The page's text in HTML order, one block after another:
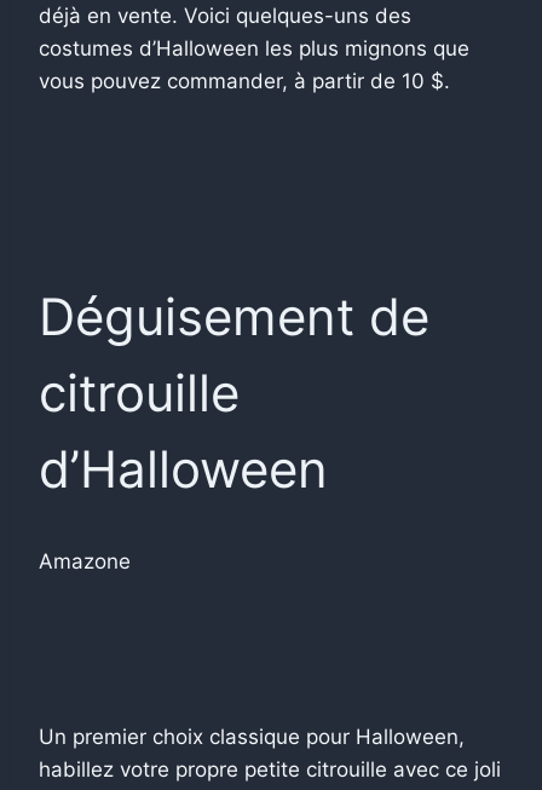
déjà en vente. Voici quelques-uns des
costumes d’Halloween les plus mignons que
vous pouvez commander, à partir de 10 $.
Déguisement de
citrouille
d’Halloween
Amazone
Un premier choix classique pour Halloween,
habillez votre propre petite citrouille avec ce joli